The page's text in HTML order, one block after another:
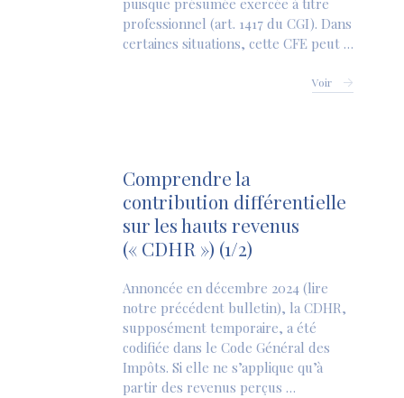
puisque présumée exercée à titre
professionnel (art. 1417 du CGI). Dans
certaines situations, cette CFE peut …
Voir
Comprendre la
contribution différentielle
sur les hauts revenus
(« CDHR ») (1/2)
Annoncée en décembre 2024 (lire
notre précédent bulletin), la CDHR,
supposément temporaire, a été
codifiée dans le Code Général des
Impôts. Si elle ne s’applique qu’à
partir des revenus perçus …